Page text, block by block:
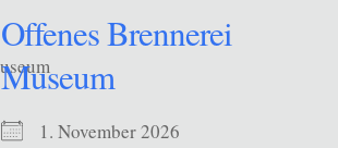
Offenes Brennerei
Museum
1. November 2026